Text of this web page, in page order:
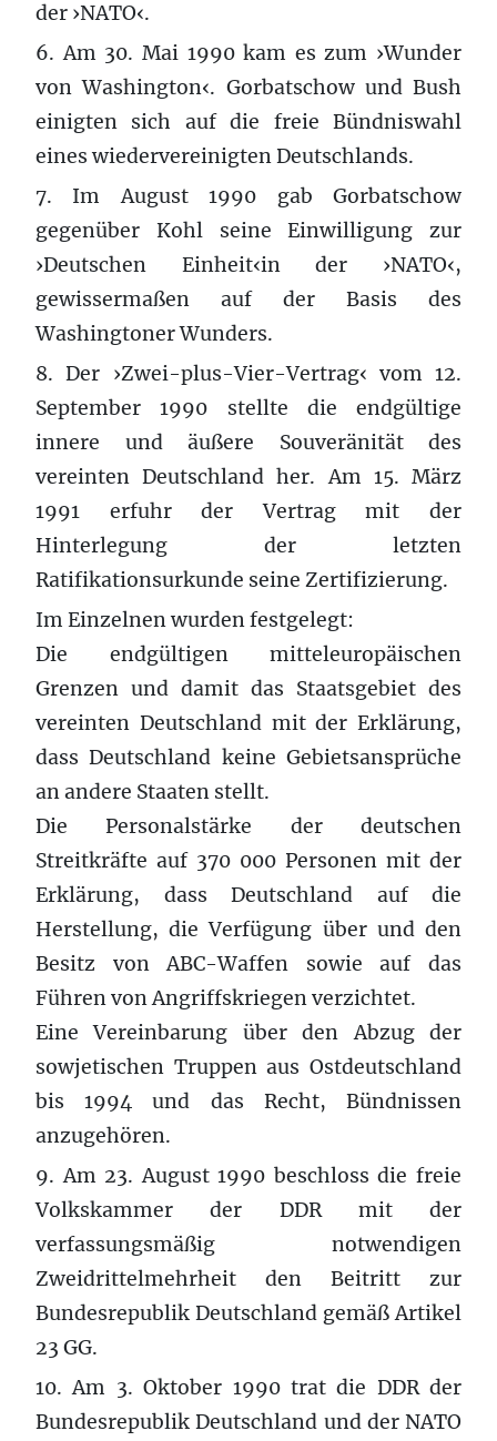
der ›NATO‹.
6. Am 30. Mai 1990 kam es zum ›Wunder
von Washington‹. Gorbatschow und Bush
einigten sich auf die freie Bündniswahl
eines wiedervereinigten Deutschlands.
7. Im August 1990 gab Gorbatschow
gegenüber Kohl seine Einwilligung zur
›Deutschen Einheit‹in der ›NATO‹,
gewissermaßen auf der Basis des
Washingtoner Wunders.
8. Der ›Zwei-plus-Vier-Vertrag‹ vom 12.
September 1990 stellte die endgültige
innere und äußere Souveränität des
vereinten Deutschland her. Am 15. März
1991 erfuhr der Vertrag mit der
Hinterlegung der letzten
Ratifikationsurkunde seine Zertifizierung.
Im Einzelnen wurden festgelegt:
Die endgültigen mitteleuropäischen
Grenzen und damit das Staatsgebiet des
vereinten Deutschland mit der Erklärung,
dass Deutschland keine Gebietsansprüche
an andere Staaten stellt.
Die Personalstärke der deutschen
Streitkräfte auf 370 000 Personen mit der
Erklärung, dass Deutschland auf die
Herstellung, die Verfügung über und den
Besitz von ABC-Waffen sowie auf das
Führen von Angriffskriegen verzichtet.
Eine Vereinbarung über den Abzug der
sowjetischen Truppen aus Ostdeutschland
bis 1994 und das Recht, Bündnissen
anzugehören.
9. Am 23. August 1990 beschloss die freie
Volkskammer der DDR mit der
verfassungsmäßig notwendigen
Zweidrittelmehrheit den Beitritt zur
Bundesrepublik Deutschland gemäß Artikel
23 GG.
10. Am 3. Oktober 1990 trat die DDR der
Bundesrepublik Deutschland und der NATO